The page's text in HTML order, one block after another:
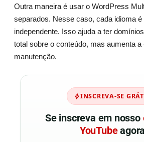
Outra maneira é usar o WordPress
separados. Nesse caso, cada idioma é
independente. Isso ajuda a ter
total sobre o conteúdo, mas aumenta
manutenção.
INSCREVA-SE
Se inscreva em nosso
YouTubeagora